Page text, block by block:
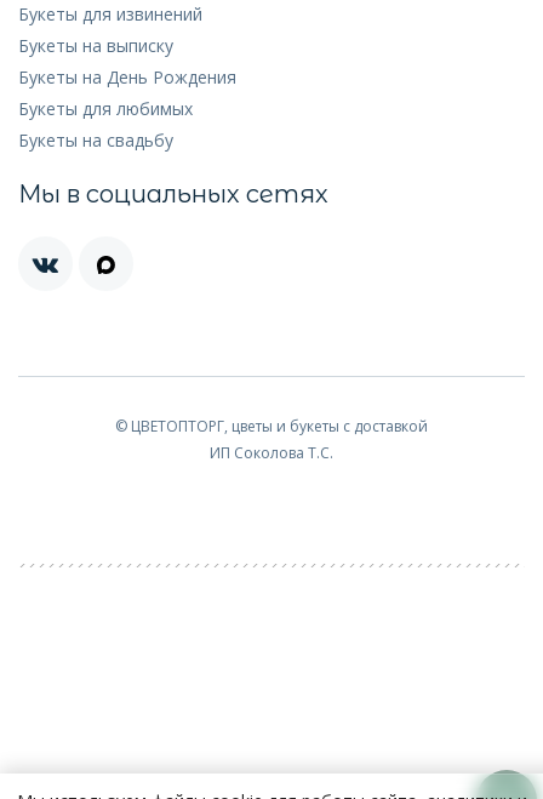
Букеты для извинений
Букеты на выписку
Букеты на День Рождения
Букеты для любимых
Букеты на свадьбу
Мы в социальных сетях
© ЦВЕТОПТОРГ, цветы и букеты с доставкой
ИП Соколова Т.С.